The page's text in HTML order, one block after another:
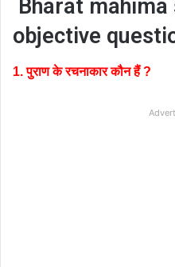
Bharat
objective
1. पुराण के रचनाकार कौन हैं ?